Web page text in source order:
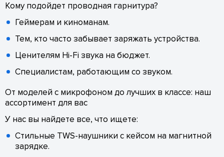
Кому подойдет проводная гарнитура?
Геймерам и киноманам.
Тем, кто часто забывает заряжать устройства.
Ценителям Hi-Fi звука на бюджет.
Специалистам, работающим со звуком.
От моделей с микрофоном до лучших в классе: наш
ассортимент для вас
У нас вы найдете все, что ищете:
Стильные TWS-наушники с кейсом на магнитной
зарядке.